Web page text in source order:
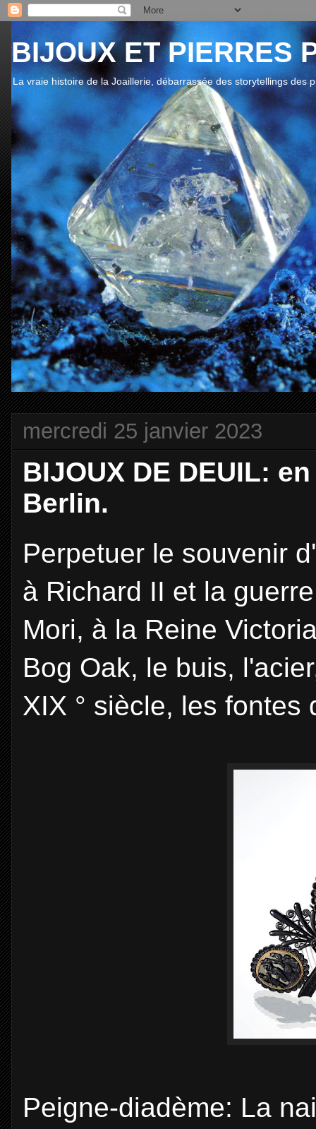
BIJOUX ET PIERRES
La vraie histoire de la Joaillerie, débarrassée des storytellings des
mercredi 25 janvier 2023
BIJOUX DE DEUIL:
Berlin.
Perpetuer le souvenir
à Richard II et la
Mori, à la Reine
Bog Oak, le buis,
XIX ° siècle, les fontes
Peigne-diadème: La